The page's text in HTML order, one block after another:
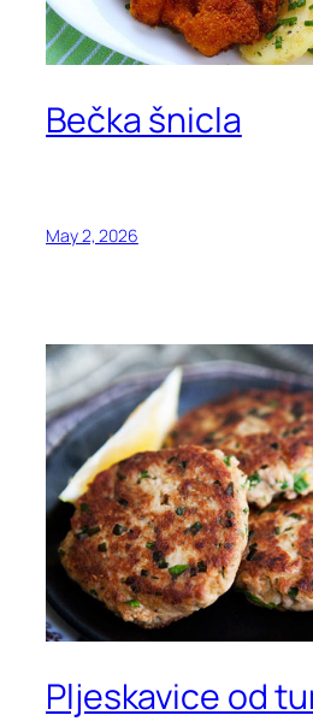
Bečka šnicla
May 2, 2026
Pljeskavice od